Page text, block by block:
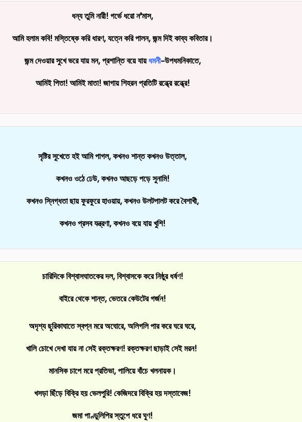
ধন্য তুমি নারী! গর্ভে ধরো ন’মাস,
আমি হলাম কবি! মস্তিষ্কে করি ধারণ, যত্নে করি পালন, জন্ম দিই কাব্য কবিতার।
জন্ম দেওয়ার সুখে ভরে যায় মন, প্রশান্তি বয়ে যায়ধমনী-উপধমনিকাতে,
আমিই পিতা! আমিই মাতা! জাগায় শিহরন প্রতিটি রন্ধ্রে রন্ধ্রে!
সৃষ্টির সুখেতে হই আমি পাগল, কখনও শান্ত কখনও উত্তাল,
কখনও ওঠে ঢেউ, কখনও আছড়ে পড়ে সুনামি!
কখনও স্নিগ্ধতা ছায় ফুরফুরে হাওয়ায়, কখনও উলটপালট করে বৈশাখী,
কখনও প্রসব যন্ত্রণা, কখনও বয়ে যায় খুশি!
চারিদিকে বিশ্বাসঘাতকের দল, বিশ্বাসকে করে নিষ্ঠুর ধর্ষণ!
বাইরে থেকে শান্ত, ভেতরে কেউটের গর্জন!
অদৃশ্য ছুরিকাঘাতে স্বপ্ন মরে অঘোরে, অলিগলি পার করে ঘরে ঘরে,
খালি চোখে দেখা যায় না সেই রক্তক্ষরণ! রক্তক্ষরণ ছাড়াই সেই মরন!
মানসিক চাপে মরে প্রতিভা, পালিয়ে বাঁচে খলনায়ক।
খসড়া ছিঁড়ে বিক্রি হয় ভেলপুরি! কেজিদরে বিক্রি হয় দস্তাবেজ!
জমা পাণ্ডুলিপির স্তুপে ধরে ঘুণ!